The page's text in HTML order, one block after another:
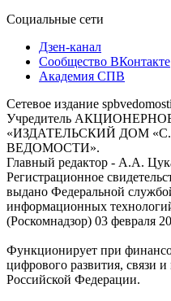
Социальные сети
Дзен-канал
Сообщество ВКонтакте
Академия СПВ
Сетевое издание
Учредитель
«ИЗДАТЕЛЬСКИЙ ДОМ
ВЕДОМОСТИ».
Главный редактор - А.А.
Регистрационное
выдано Федеральной
информационных
(Роскомнадзор) 03 февраля
Функционирует при
цифрового развития, связи
Российской Федерации.